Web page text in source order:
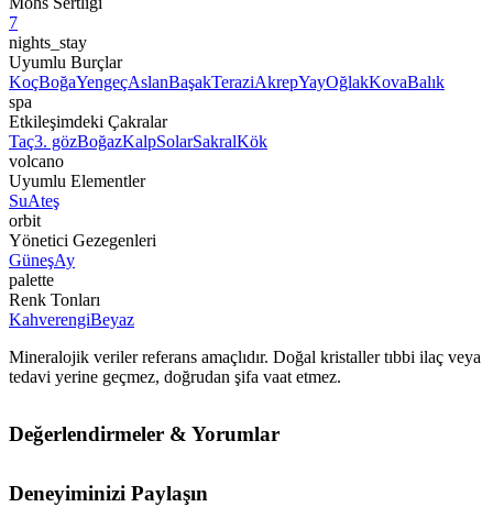
7
nights_stay
Uyumlu Burçlar
KoçBoğaYengeçAslanBaşakTeraziAkrepYayOğlakKovaBalık
spa
Etkileşimdeki Çakralar
Taç3. gözBoğazKalpSolarSakralKök
volcano
Uyumlu Elementler
SuAteş
orbit
Yönetici Gezegenleri
GüneşAy
palette
Renk Tonları
KahverengiBeyaz
Mineralojik veriler referans amaçlıdır. Doğal kristaller tıbbi ilaç veya
tedavi yerine geçmez, doğrudan şifa vaat etmez.
Değerlendirmeler & Yorumlar
Deneyiminizi Paylaşın